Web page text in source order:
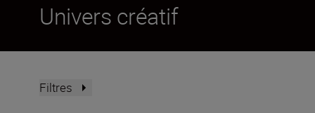
Univers créatif
Filtres